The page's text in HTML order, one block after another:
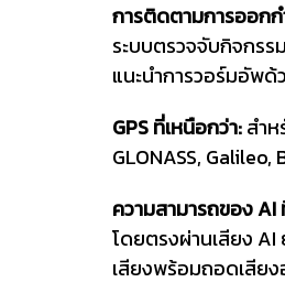
การติดตามการออก
ระบบตรวจจับกิจกร
แนะนำการวอร์มอัพด้
GPS ที่เหนือกว่า:สำ
GLONASS,
ความสามารถของ AI
โดยตรงผ่านเสียง
เสียงพร้อมถอดเสีย